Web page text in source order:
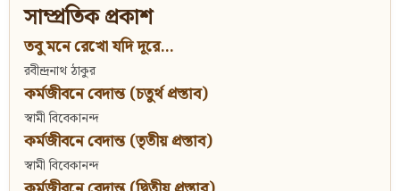
সাম্প্রতিক প্রকাশ
তবু মনে রেখো যদি দূরে...
রবীন্দ্রনাথ ঠাকুর
কর্মজীবনে বেদান্ত (চতুর্থ প্রস্তাব)
স্বামী বিবেকানন্দ
কর্মজীবনে বেদান্ত (তৃতীয় প্রস্তাব)
স্বামী বিবেকানন্দ